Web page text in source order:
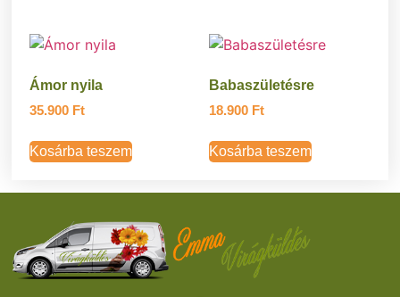
Ámor nyila
35.900 Ft
Kosárba teszem
Babaszületésre
18.900 Ft
Kosárba teszem